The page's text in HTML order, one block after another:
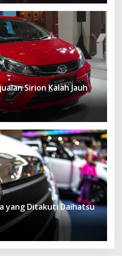
Sirion Kalah Jauh
yang Ditakuti Daihatsu